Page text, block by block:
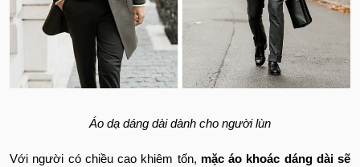
Áo dạ dáng dài dành cho người lùn
Với người có chiều cao khiêm tốn, mặc áo khoác dáng dài sẽ